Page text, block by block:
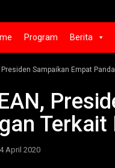
Program Berita
Presiden Sampaikan Empat
April 2020